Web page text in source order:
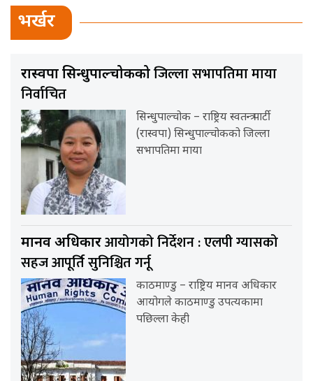
भर्खर
रास्वपा सिन्धुपाल्चोककोजिल्ला सभापतिमा माया
निर्वाचित
सिन्धुपाल्चोक – राष्ट्रिय स्वतन्त्र पार्टी
(रास्वपा) सिन्धुपाल्चोकको जिल्ला
सभापतिमा माया
मानव अधिकारआयोगको निर्देशन : एलपी ग्यासको
सहज आपूर्ति सुनिश्चित गर्नू
काठमाण्डु – राष्ट्रिय मानव अधिकार
आयोगले काठमाण्डु उपत्यकामा
पछिल्ला केही